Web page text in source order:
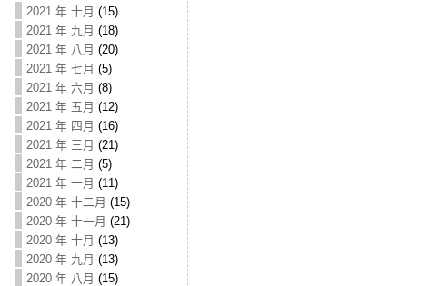
2021 年 十月 (15)
2021 年 九月 (18)
2021 年 八月 (20)
2021 年 七月 (5)
2021 年 六月 (8)
2021 年 五月 (12)
2021 年 四月 (16)
2021 年 三月 (21)
2021 年 二月 (5)
2021 年 一月 (11)
2020 年 十二月 (15)
2020 年 十一月 (21)
2020 年 十月 (13)
2020 年 九月 (13)
2020 年 八月 (15)